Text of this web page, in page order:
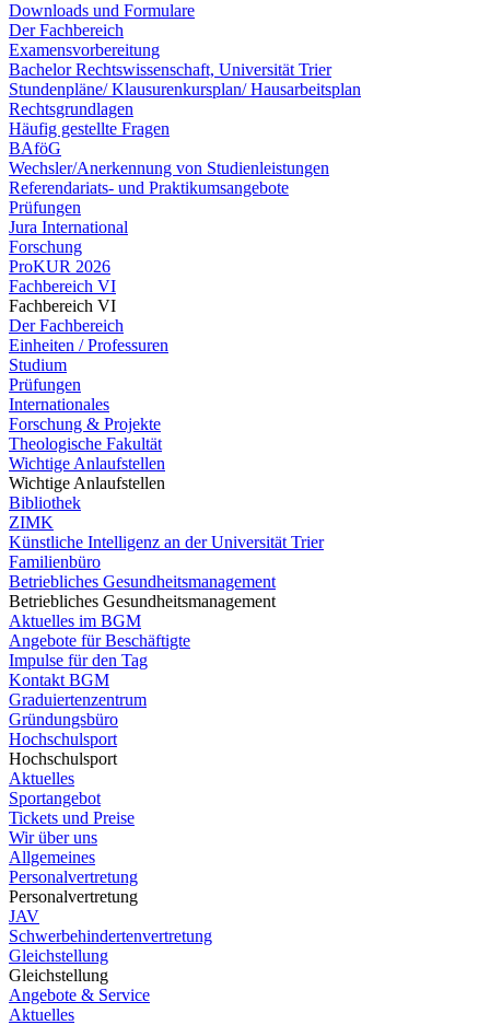
Downloads und Formulare
Der Fachbereich
Examensvorbereitung
Bachelor Rechtswissenschaft, Universität Trier
Stundenpläne/ Klausurenkursplan/ Hausarbeitsplan
Rechtsgrundlagen
Häufig gestellte Fragen
BAföG
Wechsler/Anerkennung von Studienleistungen
Referendariats- und Praktikumsangebote
Prüfungen
Jura International
Forschung
ProKUR 2026
Fachbereich VI
Fachbereich VI
Der Fachbereich
Einheiten / Professuren
Studium
Prüfungen
Internationales
Forschung & Projekte
Theologische Fakultät
Wichtige Anlaufstellen
Wichtige Anlaufstellen
Bibliothek
ZIMK
Künstliche Intelligenz an der Universität Trier
Familienbüro
Betriebliches Gesundheitsmanagement
Betriebliches Gesundheitsmanagement
Aktuelles im BGM
Angebote für Beschäftigte
Impulse für den Tag
Kontakt BGM
Graduiertenzentrum
Gründungsbüro
Hochschulsport
Hochschulsport
Aktuelles
Sportangebot
Tickets und Preise
Wir über uns
Allgemeines
Personalvertretung
Personalvertretung
JAV
Schwerbehindertenvertretung
Gleichstellung
Gleichstellung
Angebote & Service
Aktuelles